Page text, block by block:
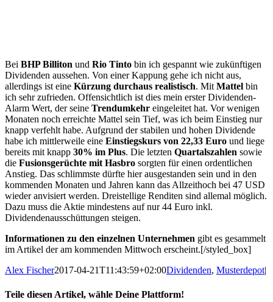
Bei BHP Billiton und Rio Tinto bin ich gespannt wie zukünftigen
Dividenden aussehen. Von einer Kappung gehe ich nicht aus,
allerdings ist eine Kürzung durchaus realistisch. MitMattel bin
ich sehr zufrieden. Offensichtlich ist dies mein erster Dividenden-
Alarm Wert, der seine Trendumkehr eingeleitet hat. Vor wenigen
Monaten noch erreichte Mattel sein Tief, was ich beim Einstieg nur
knapp verfehlt habe. Aufgrund der stabilen und hohen Dividende
habe ich mittlerweile eine Einstiegskurs von 22,33 Euro und liege
bereits mit knapp 30% im Plus. Die letzten Quartalszahlen sowie
die Fusionsgerüchte mit Hasbro sorgten für einen ordentlichen
Anstieg. Das schlimmste dürfte hier ausgestanden sein und in den
kommenden Monaten und Jahren kann das Allzeithoch bei 47 USD
wieder anvisiert werden. Dreistellige Renditen sind allemal möglich.
Dazu muss die Aktie mindestens auf nur 44 Euro inkl.
Dividendenausschüttungen steigen.
Informationen zu den einzelnen Unternehmen gibt es gesammelt
im Artikel der am kommenden Mittwoch erscheint.[/styled_box]
Alex Fischer2017-04-21T11:43:59+02:00Dividenden, Musterdepot|
Teile diesen Artikel, wähle Deine Plattform!